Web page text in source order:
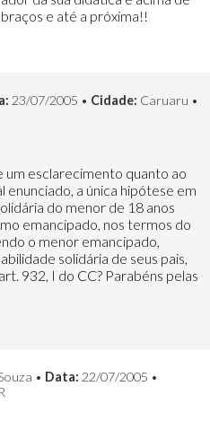
e até a próxima!!
23/07/2005 • Cidade: Caruaru •
um esclarecimento quanto ao
enunciado, a única hipótese em
do menor de 18 anos
emancipado, nos termos do
o menor emancipado,
solidária de seus pais,
932, I do CC? Parabéns pelas
• Data: 22/07/2005 •